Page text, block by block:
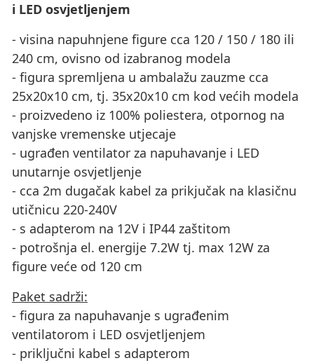
i LED osvjetljenjem
- visina napuhnjene figure cca 120 / 150 / 180 ili
240 cm, ovisno od izabranog modela
- figura spremljena u ambalažu zauzme cca
25x20x10 cm, tj. 35x20x10 cm kod većih modela
- proizvedeno iz 100% poliestera, otpornog na
vanjske vremenske utjecaje
- ugrađen ventilator za napuhavanje i LED
unutarnje osvjetljenje
- cca 2m dugačak kabel za prikjučak na klasičnu
utičnicu 220-240V
- s adapterom na 12V i IP44 zaštitom
- potrošnja el. energije 7.2W tj. max 12W za
figure veće od 120 cm
Paket sadrži:
- figura za napuhavanje s ugrađenim
ventilatorom i LED osvjetljenjem
- priključni kabel s adapterom